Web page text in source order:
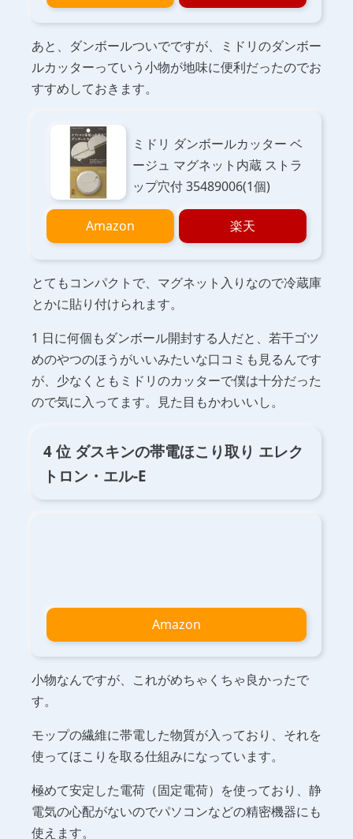
あと、ダンボールついでですが、ミドリのダンボー
ルカッターっていう小物が地味に便利だったのでお
すすめしておきます。
ミドリ ダンボールカッター ベ
ージュ マグネット内蔵 ストラ
ップ穴付 35489006(1個)
Amazon 楽天
とてもコンパクトで、マグネット入りなので冷蔵庫
とかに貼り付けられます。
1 日に何個もダンボール開封する人だと、若干ゴツ
めのやつのほうがいいみたいな口コミも見るんです
が、少なくともミドリのカッターで僕は十分だった
ので気に入ってます。見た目もかわいいし。
4 位 ダスキンの帯電ほこり取り エレク
トロン・エル-E
Amazon
小物なんですが、これがめちゃくちゃ良かったで
す。
モップの繊維に帯電した物質が入っており、それを
使ってほこりを取る仕組みになっています。
極めて安定した電荷（固定電荷）を使っており、静
電気の心配がないのでパソコンなどの精密機器にも
使えます。